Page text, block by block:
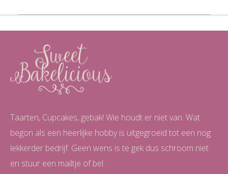
Taarten, Cupcakes, gebak! Wie houdt er niet van. Wat
begon als een heerlijke hobby is uitgegroeid tot een nog
lekkerder bedrijf. Geen wens is te gek dus schroom niet
en stuur een mailtje of bel.